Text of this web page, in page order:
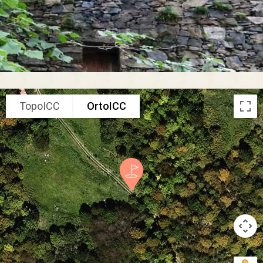
TopoICC OrtoICC